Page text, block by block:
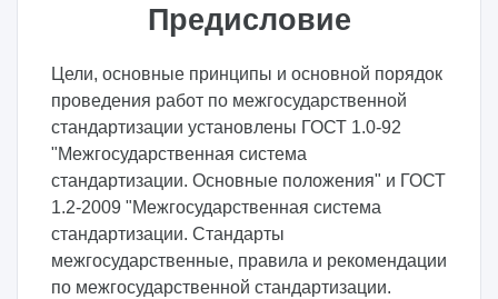
Предисловие
Цели, основные принципы и основной порядок
проведения работ по межгосударственной
стандартизации установлены ГОСТ 1.0-92
"Межгосударственная система
стандартизации. Основные положения" и ГОСТ
1.2-2009 "Межгосударственная система
стандартизации. Стандарты
межгосударственные, правила и рекомендации
по межгосударственной стандартизации.